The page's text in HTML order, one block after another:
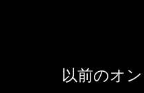
以前のオ